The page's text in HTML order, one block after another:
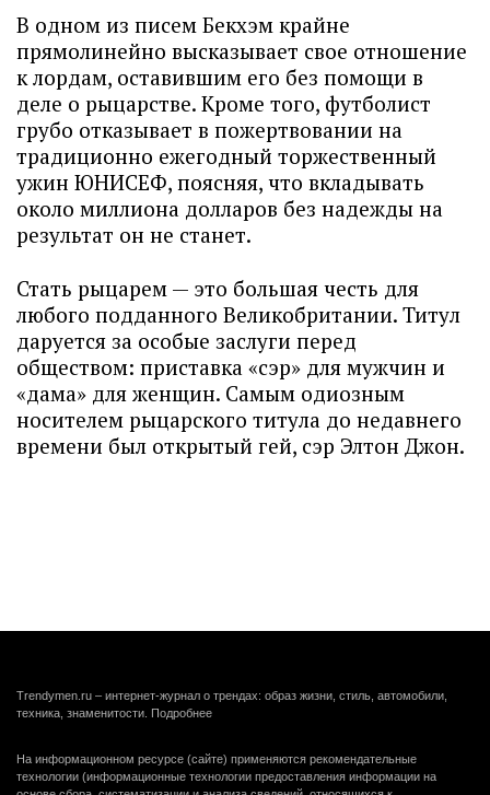
В одном из писем Бекхэм крайне
прямолинейно высказывает свое отношение
к лордам, оставившим его без помощи в
деле о рыцарстве. Кроме того, футболист
грубо отказывает в пожертвовании на
традиционно ежегодный торжественный
ужин ЮНИСЕФ, поясняя, что вкладывать
около миллиона долларов без надежды на
результат он не станет.
Стать рыцарем — это большая честь для
любого подданного Великобритании. Титул
даруется за особые заслуги перед
обществом: приставка «сэр» для мужчин и
«дама» для женщин. Самым одиозным
носителем рыцарского титула до недавнего
времени был открытый гей, сэр Элтон Джон.
Trendymen.ru – интернет-журнал о трендах: образ жизни, стиль, автомобили,
техника, знаменитости. Подробнее
На информационном ресурсе (сайте) применяются рекомендательные
технологии (информационные технологии предоставления информации на